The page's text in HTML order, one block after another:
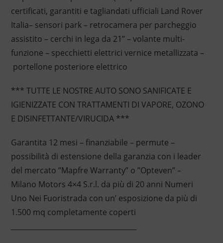
certificati, garantiti e tagliandati ufficiali Land Rover
Italia– sensori park – retrocamera per parcheggio
assistito – cerchi in lega da 21” – volante multi-
funzione – specchietti elettrici vernice metallizzata –
portellone posteriore elettrico
*** TUTTE LE NOSTRE AUTO SONO SANIFICATE E
IGIENIZZATE CON TRATTAMENTI DI VAPORE, OZONO
E DISINFETTANTE/VIRUCIDA ***
Garantita 12 mesi – finanziabile – permute –
possibilità di estensione della garanzia con i leader
del mercato ”Mapfre Warranty” o ”Opteven” –
Milano Motors 4×4 S.r.l. da più di 20 anni Numeri
Uno Nei Fuoristrada con un’ esposizione da più di
1.500 mq completamente coperti